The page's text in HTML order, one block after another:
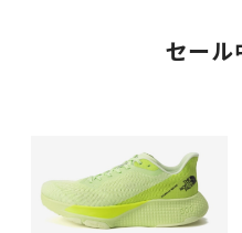
セール